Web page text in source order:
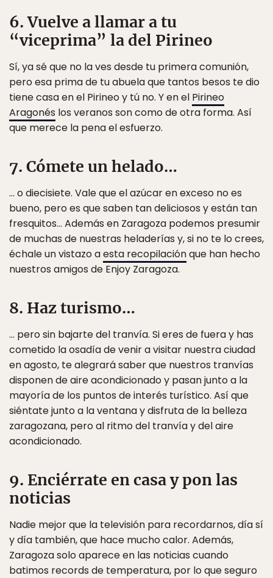
6. Vuelve a llamar a tu
“viceprima” la del Pirineo
Sí, ya sé que no la ves desde tu primera comunión,
pero esa prima de tu abuela que tantos besos te dio
tiene casa en el Pirineo y tú no. Y en el Pirineo
Aragonés los veranos son como de otra forma. Así
que merece la pena el esfuerzo.
7. Cómete un helado…
… o diecisiete. Vale que el azúcar en exceso no es
bueno, pero es que saben tan deliciosos y están tan
fresquitos… Además en Zaragoza podemos presumir
de muchas de nuestras heladerías y, si no te lo crees,
échale un vistazo aesta recopilaciónque han hecho
nuestros amigos de Enjoy Zaragoza.
8. Haz turismo…
… pero sin bajarte del tranvía. Si eres de fuera y has
cometido la osadía de venir a visitar nuestra ciudad
en agosto, te alegrará saber que nuestros tranvías
disponen de aire acondicionado y pasan junto a la
mayoría de los puntos de interés turístico. Así que
siéntate junto a la ventana y disfruta de la belleza
zaragozana, pero al ritmo del tranvía y del aire
acondicionado.
9. Enciérrate en casa y pon las
noticias
Nadie mejor que la televisión para recordarnos, día sí
y día también, que hace mucho calor. Además,
Zaragoza solo aparece en las noticias cuando
batimos records de temperatura, por lo que seguro